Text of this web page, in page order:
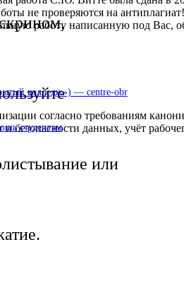
или
колледж») — centre-obr
студентам
не проверяются на
работу написанную под Вас,
согласно требованиям
и безопасности данных, учёт